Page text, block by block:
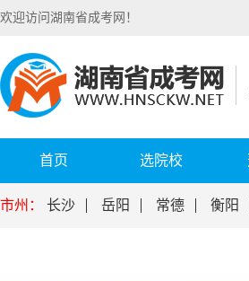
欢迎访问湖南省成考网！
首页 选院校
市州： 长沙 岳阳 常德 衡阳